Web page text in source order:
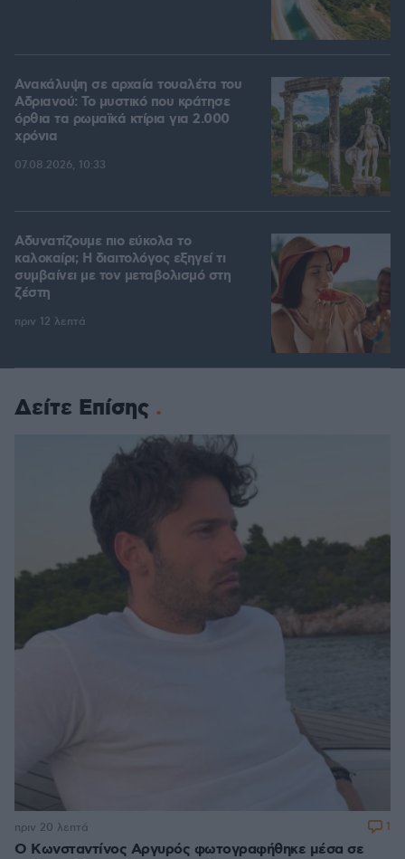
Ανακάλυψη σε αρχαία τουαλέτα του
Αδριανού: Το μυστικό που κράτησε
όρθια τα ρωμαϊκά κτίρια για 2.000
χρόνια
07.08.2026, 10:33
Αδυνατίζουμε πιο εύκολα το
καλοκαίρι; Η διαιτολόγος εξηγεί τι
συμβαίνει με τον μεταβολισμό στη
ζέστη
πριν 12 λεπτά
Δείτε Επίσης
Ο Κωνσταντίνος Αργυρός φωτογραφήθηκε μέσα σε
πριν 20 λεπτά 1